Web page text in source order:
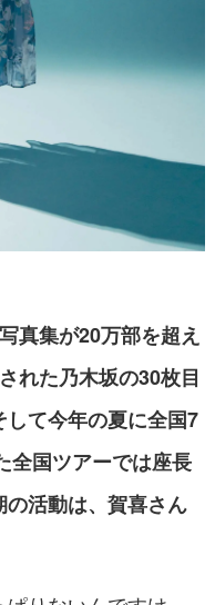
真集が20万部を超え
れた乃木坂の30枚目
て今年の夏に全国7
全国ツアーでは座長
の活動は、賀喜さん